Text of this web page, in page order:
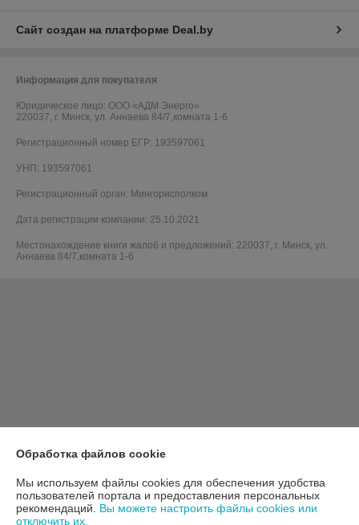
Сайт создан на платформе Deal.by
Информация для покупателя
Юридическое лицо: ООО «АДМ Энерго»
220037, г. Минск, ул. Аннаева 84/7,комната 1-6
Регистрационный номер ЕГР: 193597061
УНП: 193597061
Регистрационный орган: Мингорисполком
Дата регистрации компании: 25.10.2021
Местонахождение книги жалоб и предложений: 220037, г. Минск, ул.
Аннаева 84/7,комната 1-6
Обработка файлов cookie
Мы используем файлы cookies для обеспечения удобства
пользователей портала и предоставления персональных
рекомендаций. Вы можете настроить файлы cookies или
отключить их.